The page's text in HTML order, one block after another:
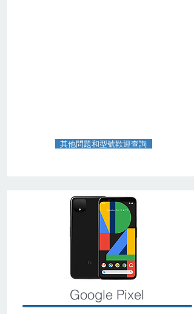
其他問題和型號歡迎查詢
Google Pixel